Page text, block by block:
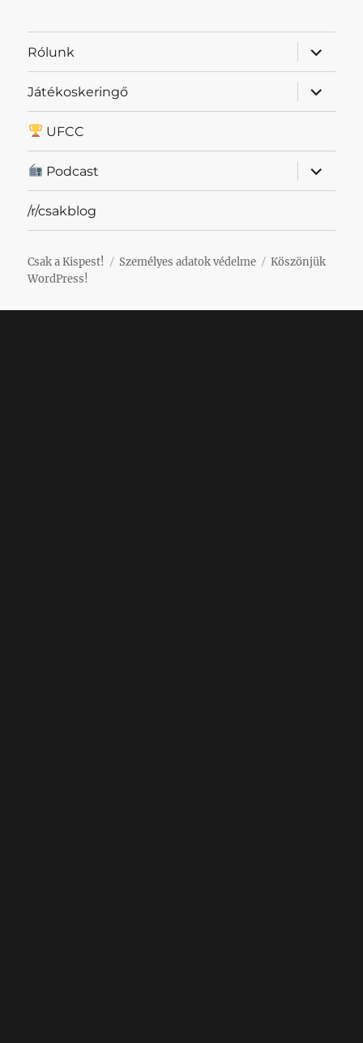
Rólunk
almenü
Játékoskeringő
almenü
UFCC
Podcast
almenü
/r/csakblog
Csak a Kispest! Személyes adatok védelme
Köszönjük
WordPress!